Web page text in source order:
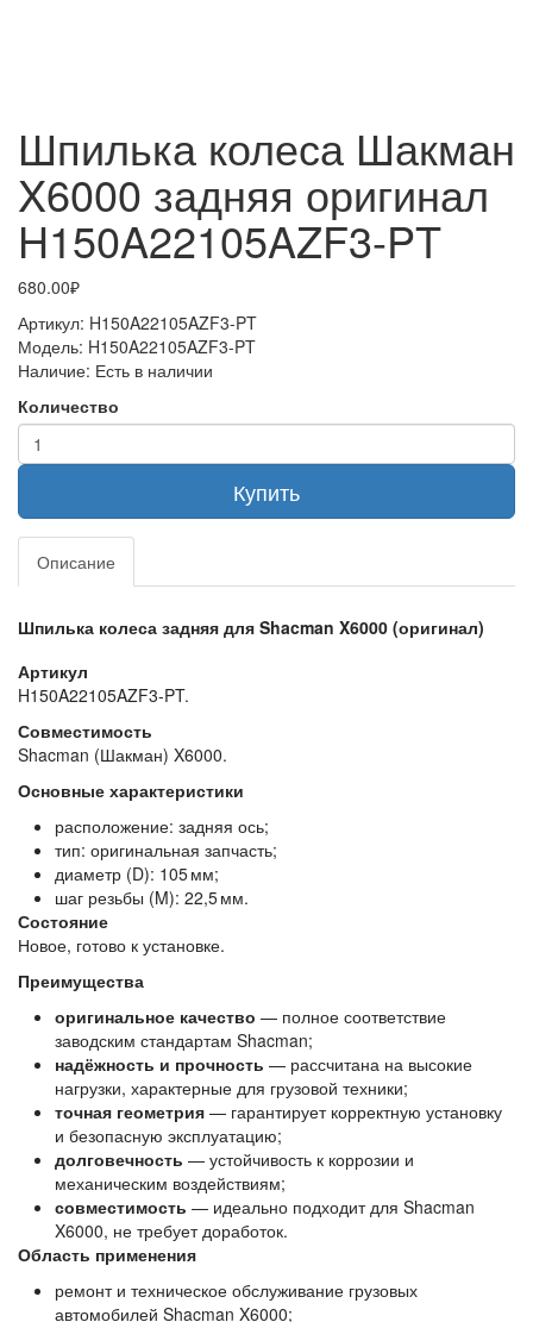
Шпилька колеса Шакман
X6000 задняя оригинал
H150A22105AZF3-PT
680.00₽
Артикул: H150A22105AZF3-PT
Модель: H150A22105AZF3-PT
Наличие: Есть в наличии
Количество
Купить
Описание
Шпилька колеса задняя для Shacman X6000 (оригинал)
Артикул
H150A22105AZF3‑PT.
Совместимость
Shacman (Шакман) X6000.
Основные характеристики
расположение: задняя ось;
тип: оригинальная запчасть;
диаметр (D): 105 мм;
шаг резьбы (M): 22,5 мм.
Состояние
Новое, готово к установке.
Преимущества
оригинальное качество — полное соответствие
заводским стандартам Shacman;
надёжность и прочность — рассчитана на высокие
нагрузки, характерные для грузовой техники;
точная геометрия — гарантирует корректную установку
и безопасную эксплуатацию;
долговечность — устойчивость к коррозии и
механическим воздействиям;
совместимость — идеально подходит для Shacman
X6000, не требует доработок.
Область применения
ремонт и техническое обслуживание грузовых
автомобилей Shacman X6000;